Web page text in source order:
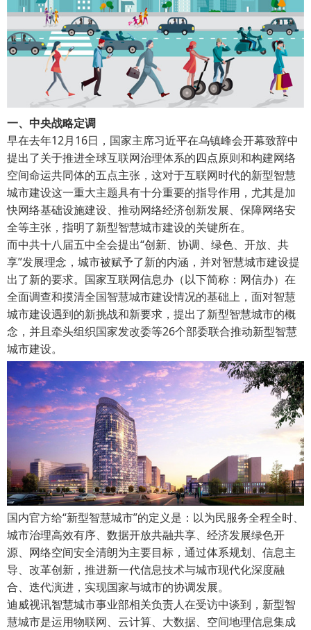
一、中央战略定调
早在去年12月16日，国家主席习近平在乌镇峰会开幕致辞中
提出了关于推进全球互联网治理体系的四点原则和构建网络
空间命运共同体的五点主张，这对于互联网时代的新型智慧
城市建设这一重大主题具有十分重要的指导作用，尤其是加
快网络基础设施建设、推动网络经济创新发展、保障网络安
全等主张，指明了新型智慧城市建设的关键所在。
而中共十八届五中全会提出“创新、协调、绿色、开放、共
享”发展理念，城市被赋予了新的内涵，并对智慧城市建设提
出了新的要求。国家互联网信息办（以下简称：网信办）在
全面调查和摸清全国智慧城市建设情况的基础上，面对智慧
城市建设遇到的新挑战和新要求，提出了新型智慧城市的概
念，并且牵头组织国家发改委等26个部委联合推动新型智慧
城市建设。
国内官方给“新型智慧城市”的定义是：以为民服务全程全时、
城市治理高效有序、数据开放共融共享、经济发展绿色开
源、网络空间安全清朗为主要目标，通过体系规划、信息主
导、改革创新，推进新一代信息技术与城市现代化深度融
合、迭代演进，实现国家与城市的协调发展。
迪威视讯智慧城市事业部相关负责人在受访中谈到，新型智
慧城市是运用物联网、云计算、大数据、空间地理信息集成